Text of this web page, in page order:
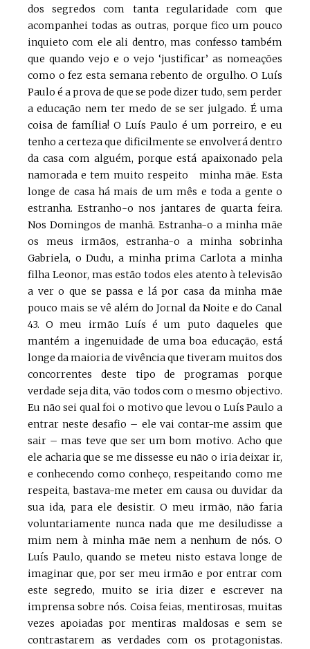
dos segredos com tanta regularidade com que
acompanhei todas as outras, porque fico um pouco
inquieto com ele ali dentro, mas confesso também
que quando vejo e o vejo ‘justificar’ as nomeações
como o fez esta semana rebento de orgulho. O Luís
Paulo é a prova de que se pode dizer tudo, sem perder
a educação nem ter medo de se ser julgado. É uma
coisa de família! O Luís Paulo é um porreiro, e eu
tenho a certeza que dificilmente se envolverá dentro
da casa com alguém, porque está apaixonado pela
namorada e tem muito respeito minha mãe. Esta
longe de casa há mais de um mês e toda a gente o
estranha. Estranho-o nos jantares de quarta feira.
Nos Domingos de manhã. Estranha-o a minha mãe
os meus irmãos, estranha-o a minha sobrinha
Gabriela, o Dudu, a minha prima Carlota a minha
filha Leonor, mas estão todos eles atento à televisão
a ver o que se passa e lá por casa da minha mãe
pouco mais se vê além do Jornal da Noite e do Canal
43. O meu irmão Luís é um puto daqueles que
mantém a ingenuidade de uma boa educação, está
longe da maioria de vivência que tiveram muitos dos
concorrentes deste tipo de programas porque
verdade seja dita, vão todos com o mesmo objectivo.
Eu não sei qual foi o motivo que levou o Luís Paulo a
entrar neste desafio – ele vai contar-me assim que
sair – mas teve que ser um bom motivo. Acho que
ele acharia que se me dissesse eu não o iria deixar ir,
e conhecendo como conheço, respeitando como me
respeita, bastava-me meter em causa ou duvidar da
sua ida, para ele desistir. O meu irmão, não faria
voluntariamente nunca nada que me desiludisse a
mim nem à minha mãe nem a nenhum de nós. O
Luís Paulo, quando se meteu nisto estava longe de
imaginar que, por ser meu irmão e por entrar com
este segredo, muito se iria dizer e escrever na
imprensa sobre nós. Coisa feias, mentirosas, muitas
vezes apoiadas por mentiras maldosas e sem se
contrastarem as verdades com os protagonistas.